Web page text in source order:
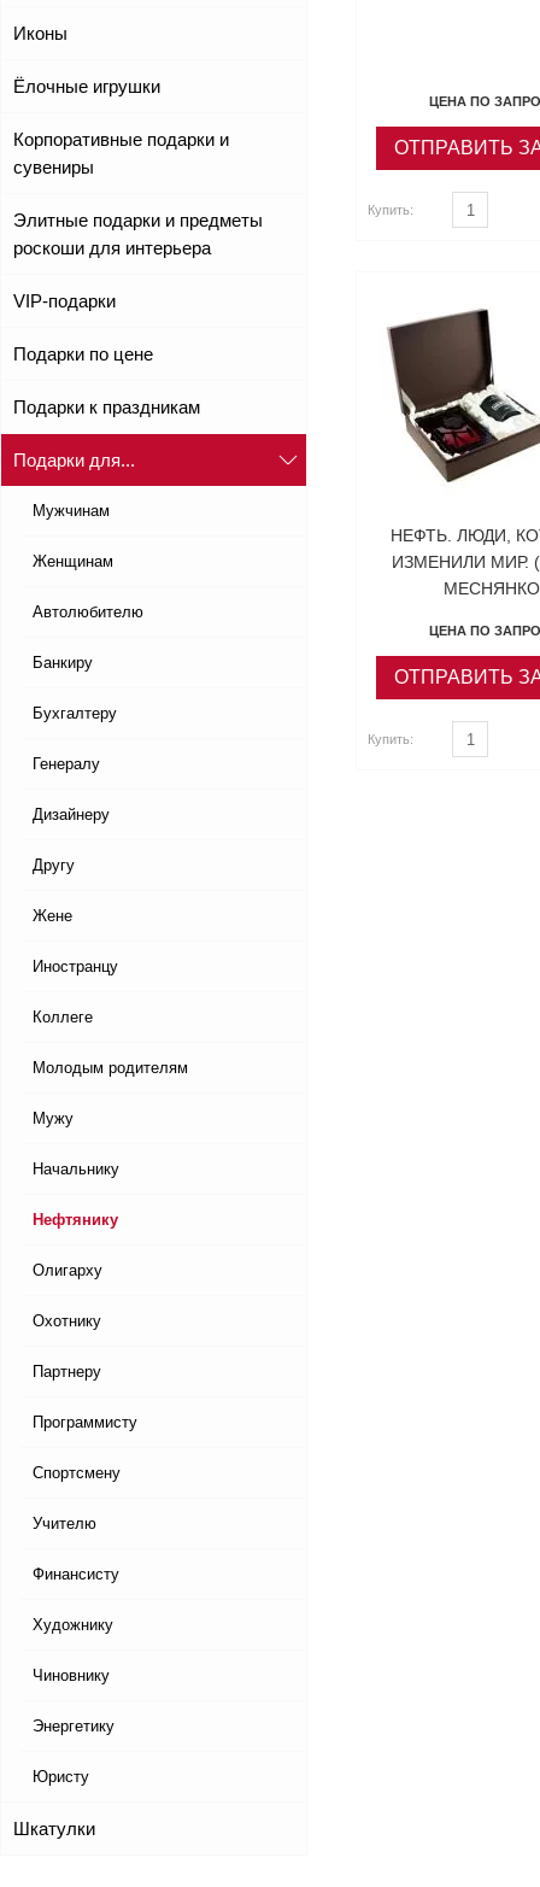
Иконы
Ёлочные игрушки
Корпоративные подарки и
сувениры
Элитные подарки и предметы
роскоши для интерьера
VIP-подарки
Подарки по цене
Подарки к праздникам
Подарки для...
Мужчинам
Женщинам
Автолюбителю
Банкиру
Бухгалтеру
Генералу
Дизайнеру
Другу
Жене
Иностранцу
Коллеге
Молодым родителям
Мужу
Начальнику
Нефтянику
Олигарху
Охотнику
Партнеру
Программисту
Спортсмену
Учителю
Финансисту
Художнику
Чиновнику
Энергетику
Юристу
Шкатулки
ЦЕНА ПО
ОТПРАВИТЬ
Купить:
Купить
НЕФТЬ. ЛЮДИ,
ИЗМЕНИЛИ МИР.
ЦЕНА ПО
ОТПРАВИТЬ
Купить: